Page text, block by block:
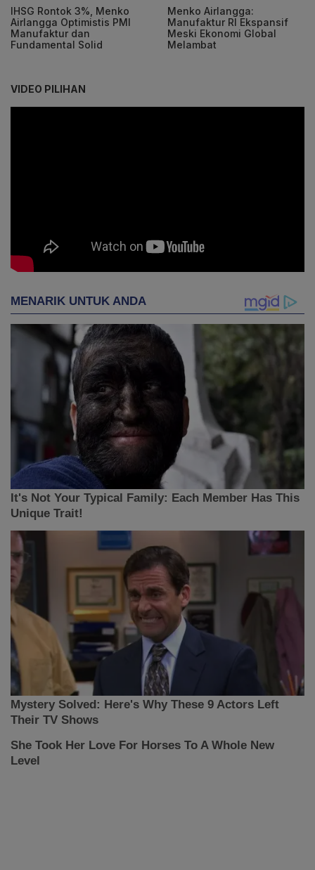
IHSG Rontok 3%, Menko
Airlangga Optimistis PMI
Manufaktur dan
Fundamental Solid
Menko Airlangga:
Manufaktur RI Ekspansif
Meski Ekonomi Global
Melambat
VIDEO PILIHAN